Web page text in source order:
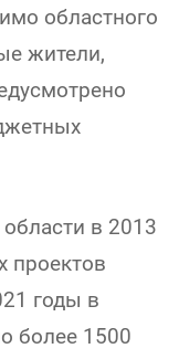
областного
жители,
в 2013
проектов
годы в
более 1500